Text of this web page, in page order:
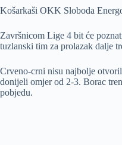
Košarkaši OKK Sloboda
Završnicom Lige 4 bit će
tuzlanski tim za prolazak dalje
Crveno-crni nisu najbolje
donijeli omjer od 2-3. Borac
pobjedu.